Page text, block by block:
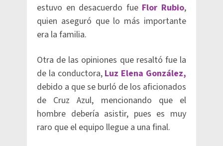
estuvo en desacuerdo fue Flor Rubio,
quien aseguró que lo más importante
era la familia.
Otra de las opiniones que resaltó fue la
de la conductora,Luz Elena González,
debido a que se burló de los aficionados
de Cruz Azul, mencionando que el
hombre debería asistir, pues es muy
raro que el equipo llegue a una final.